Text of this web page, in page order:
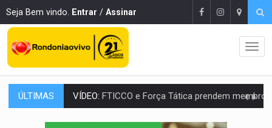
Seja Bem vindo. Entrar / Assinar
ÚLTIMAS INCLUSÃO:Prefeitura fortalece parceria com a APAE para ampliar ações
DEFESA:Exército testa inovações no combate a drones durante